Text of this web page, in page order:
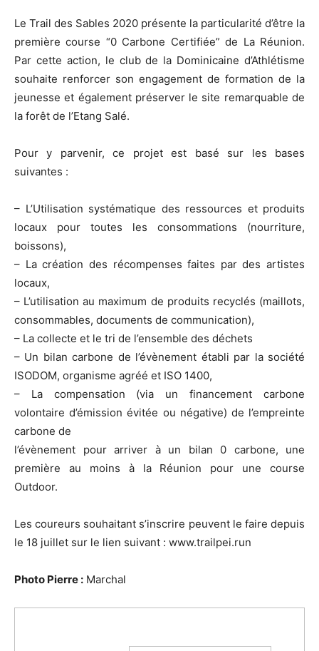
Le Trail des Sables 2020 présente la particularité d’être la
première course “0 Carbone Certifiée” de La Réunion.
Par cette action, le club de la Dominicaine d’Athlétisme
souhaite renforcer son engagement de formation de la
jeunesse et également préserver le site remarquable de
la forêt de l’Etang Salé.
Pour y parvenir, ce projet est basé sur les bases
suivantes :
– L’Utilisation systématique des ressources et produits
locaux pour toutes les consommations (nourriture,
boissons),
– La création des récompenses faites par des artistes
locaux,
– L’utilisation au maximum de produits recyclés (maillots,
consommables, documents de communication),
– La collecte et le tri de l’ensemble des déchets
– Un bilan carbone de l’évènement établi par la société
ISODOM, organisme agréé et ISO 1400,
– La compensation (via un financement carbone
volontaire d’émission évitée ou négative) de l’empreinte
carbone de
l’évènement pour arriver à un bilan 0 carbone, une
première au moins à la Réunion pour une course
Outdoor.
Les coureurs souhaitant s’inscrire peuvent le faire depuis
le 18 juillet sur le lien suivant : www.trailpei.run
Photo Pierre : Marchal